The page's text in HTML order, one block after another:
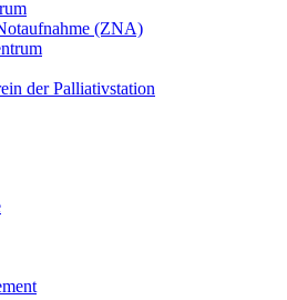
(ZNA)
der Palliativstation